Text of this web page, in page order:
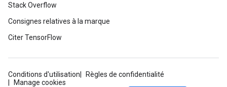
Stack Overflow
Consignes relatives à la marque
Citer TensorFlow
Conditions d'utilisation
Règles de confidentialité
Manage cookies